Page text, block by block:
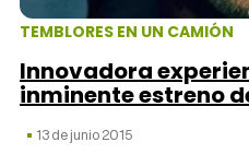
TEMBLORES EN UN CAMIÓN
Innovadora
inminente estreno
13 de junio 2015